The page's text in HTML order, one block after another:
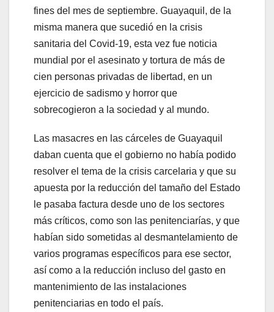
fines del mes de septiembre. Guayaquil, de la
misma manera que sucedió en la crisis
sanitaria del Covid-19, esta vez fue noticia
mundial por el asesinato y tortura de más de
cien personas privadas de libertad, en un
ejercicio de sadismo y horror que
sobrecogieron a la sociedad y al mundo.
Las masacres en las cárceles de Guayaquil
daban cuenta que el gobierno no había podido
resolver el tema de la crisis carcelaria y que su
apuesta por la reducción del tamaño del Estado
le pasaba factura desde uno de los sectores
más críticos, como son las penitenciarías, y que
habían sido sometidas al desmantelamiento de
varios programas específicos para ese sector,
así como a la reducción incluso del gasto en
mantenimiento de las instalaciones
penitenciarias en todo el país.